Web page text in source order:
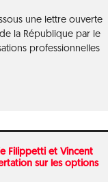
une lettre ouverte
la République par le
professionnelles
Filippetti et Vincent
sur les options